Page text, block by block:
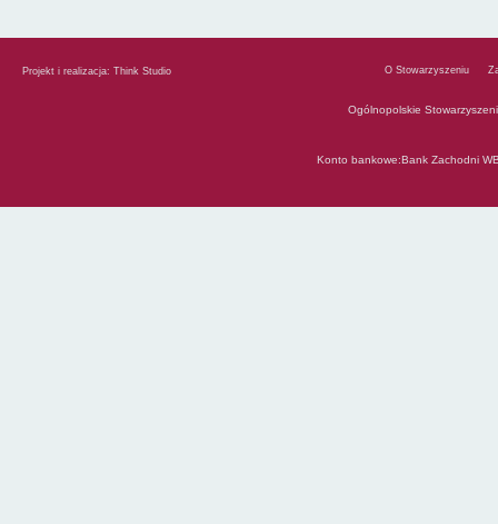
Projekt i realizacja: Think Studio O Stowarzyszeniu
Ogólnopolskie
Konto bankowe:Bank Zachodni